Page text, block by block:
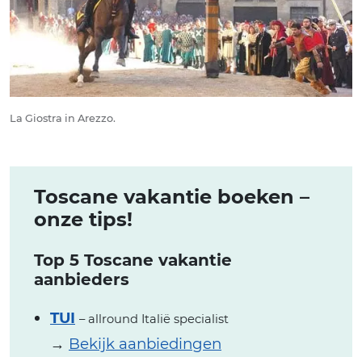
La Giostra in Arezzo.
Toscane vakantie boeken –
onze tips!
Top 5 Toscane vakantie
aanbieders
TUI – allround Italië specialist
→ Bekijk aanbiedingen